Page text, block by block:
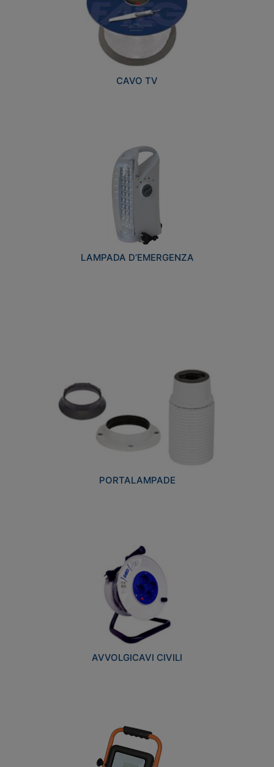
CAVO TV
LAMPADA D’EMERGENZA
PORTALAMPADE
AVVOLGICAVI CIVILI